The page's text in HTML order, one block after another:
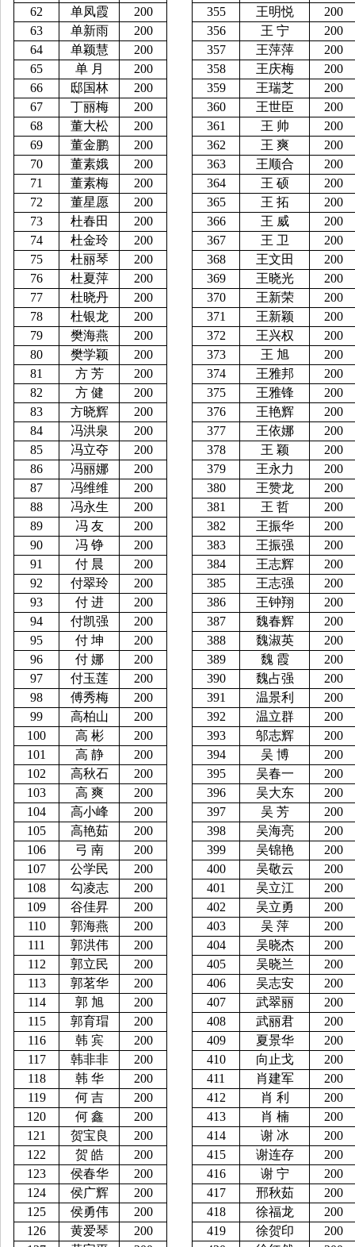
62
单凤霞 200 355 王明悦
200
63
单新雨 200 356 王 宁
200
64
单颖慧 200 357 王萍萍
200
65
单月 200 358 王庆梅
200
66
邸国林 200 359 王瑞芝
200
67
丁丽梅 200 360 王世臣
200
68
董大松 200 361 王 帅
200
69
董金鹏 200 362 王 爽
200
70
董素娥 200 363 王顺合
200
71
董素梅 200 364 王 硕
200
72
董星愿 200 365 王 拓
200
73
杜春田 200 366 王 威
200
74
杜金玲 200 367 王 卫
200
75
杜丽琴 200 368 王文田
200
76
杜夏萍 200 369 王晓光
200
77
杜晓丹 200 370 王新荣
200
78
杜银龙 200 371 王新颖
200
79
樊海燕 200 372 王兴权
200
80
樊学颖 200 373 王 旭
200
81
方芳 200 374 王雅邦
200
82
方健 200 375 王雅锋
200
83
方晓辉 200 376 王艳辉
200
84
冯洪泉 200 377 王依娜
200
85
冯立夺 200 378 王 颖
200
86
冯丽娜 200 379 王永力
200
87
冯维维 200 380 王赞龙
200
88
冯永生 200 381 王 哲
200
89
冯友 200 382 王振华
200
90
冯铮 200 383 王振强
200
91
付晨 200 384 王志辉
200
92
付翠玲 200 385 王志强
200
93
付进 200 386 王钟翔
200
94
付凯强 200 387 魏春辉
200
95
付坤 200 388 魏淑英
200
96
付娜 200 389 魏 霞
200
97
付玉莲 200 390 魏占强
200
98
傅秀梅 200 391 温景利
200
99
高柏山 200 392 温立群
200
100
高 彬 200 393 邬志辉
200
101
高 静 200 394 吴 博
200
102
高秋石 200 395 吴春一
200
103
高 爽 200 396 吴大东
200
104
高小峰 200 397 吴 芳
200
105
高艳茹 200 398 吴海亮
200
106
弓 南 200 399 吴锦艳
200
107
公学民 200 400 吴敬云
200
108
勾凌志 200 401 吴立江
200
109
谷佳昇 200 402 吴立勇
200
110
郭海燕 200 403 吴 萍
200
111
郭洪伟 200 404 吴晓杰
200
112
郭立民 200 405 吴晓兰
200
113
郭茗华 200 406 吴志安
200
114
郭 旭 200 407 武翠丽
200
115
郭育瑁 200 408 武丽君
200
116
韩宾 200 409 夏景华
200
117
韩非非 200 410 向止戈
200
118
韩华 200 411 肖建军
200
119
何吉 200 412 肖 利
200
120
何鑫 200 413 肖 楠
200
121
贺宝良 200 414 谢冰
200
122
贺 皓 200 415 谢连存
200
123
侯春华 200 416 谢宁
200
124
侯广辉 200 417 邢秋茹
200
125
侯勇伟 200 418 徐福龙
200
126
黄爱琴 200 419 徐贺印
200